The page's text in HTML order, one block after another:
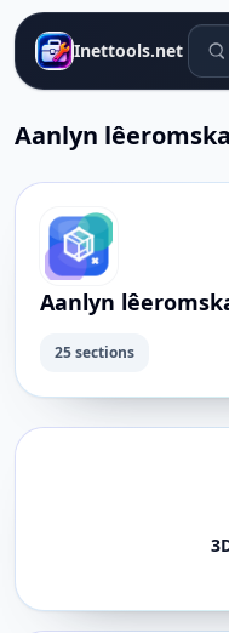
Inettools.net
Aanlyn
Aanlyn
25 sections